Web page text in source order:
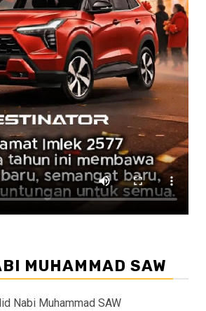
MUHAMMAD SAW
Nabi Muhammad SAW